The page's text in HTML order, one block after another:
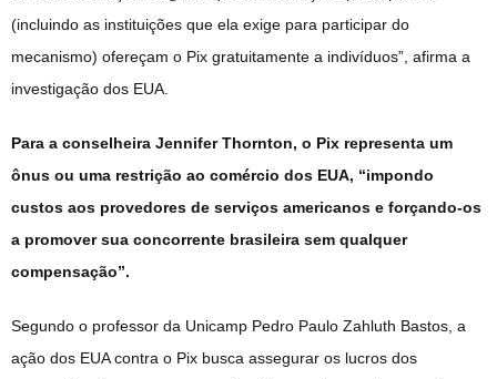
(incluindo as instituições que ela exige para participar do
mecanismo) ofereçam o Pix gratuitamente a indivíduos”, afirma a
investigação dos EUA.
Para a conselheira Jennifer Thornton, o Pix representa um
ônus ou uma restrição ao comércio dos EUA, “impondo
custos aos provedores de serviços americanos e forçando-os
a promover sua concorrente brasileira sem qualquer
compensação”.
Segundo o professor da Unicamp Pedro Paulo Zahluth Bastos, a
ação dos EUA contra o Pix busca assegurar os lucros dos